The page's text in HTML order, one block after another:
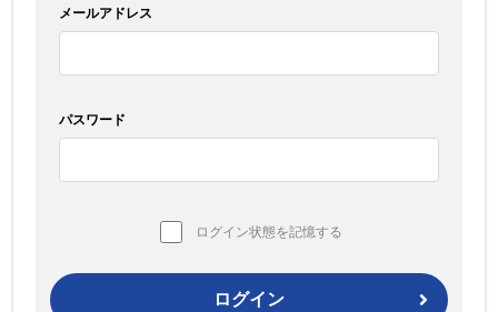
メールアドレス
パスワード
ログイン状態を記憶する
ログイン